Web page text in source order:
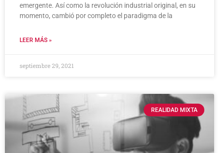
emergente. Así como la revolución industrial original, en su
momento, cambió por completo el paradigma de la
LEER MÁS »
septiembre 29, 2021
REALIDAD MIXTA